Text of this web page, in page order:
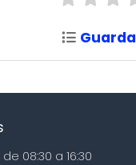
08:30 a 16:30